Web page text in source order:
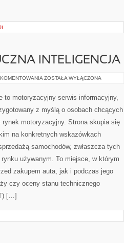
INTELIGENCJA
OPROGRAMOWANIE
INTELIGENCJA
ZOSTAŁA WYŁĄCZONA
to motoryzacyjny serwis informacyjny,
z myślą o osobach chcących
rynek motoryzacyjny. Strona skupia się
na konkretnych wskazówkach
samochodów, zwłaszcza tych
używanym. To miejsce, w którym
zakupem auta, jak i podczas jego
czy oceny stanu technicznego
[…]